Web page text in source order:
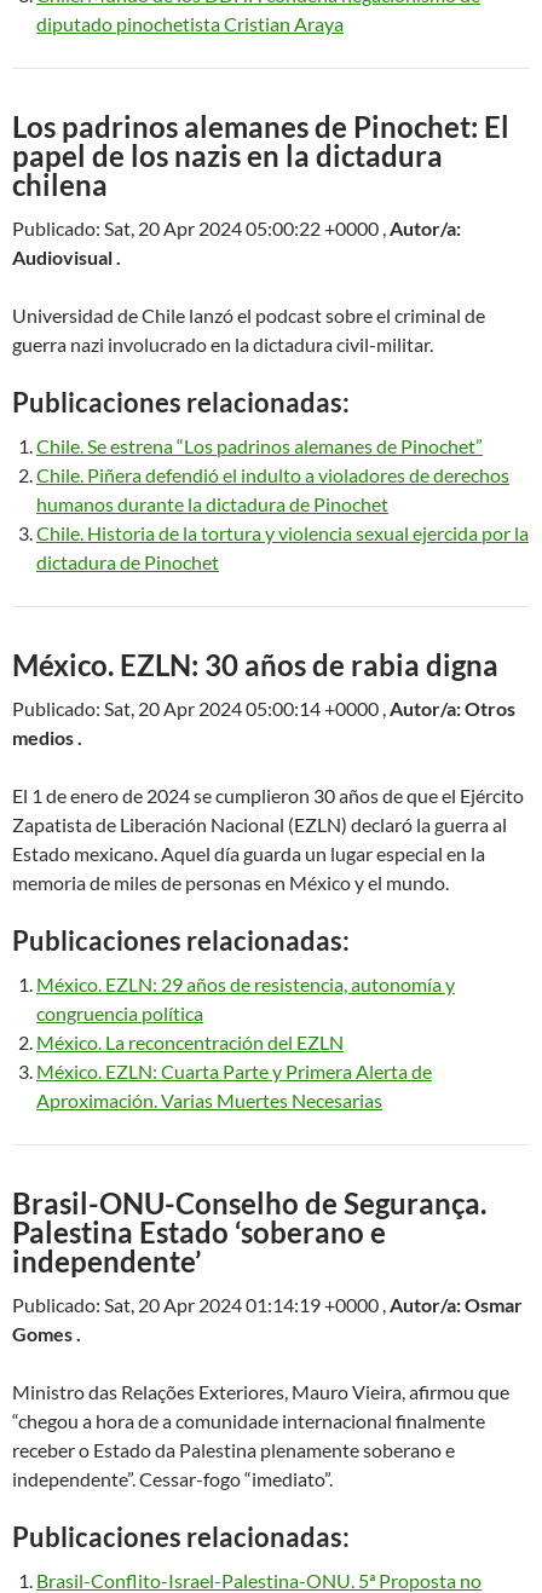
diputado pinochetista Cristian Araya
Los padrinos alemanes de Pinochet: El
papel de los nazis en la dictadura
chilena
Publicado: Sat, 20 Apr 2024 05:00:22 +0000 ,Autor/a:
Audiovisual .
Universidad de Chile lanzó el podcast sobre el criminal de
guerra nazi involucrado en la dictadura civil-militar.
Publicaciones relacionadas:
Chile. Se estrena “Los padrinos alemanes de Pinochet”
Chile. Piñera defendió el indulto a violadores de derechos
humanos durante la dictadura de Pinochet
Chile. Historia de la tortura y violencia sexual ejercida por la
dictadura de Pinochet
México. EZLN: 30 años de rabia digna
Publicado: Sat, 20 Apr 2024 05:00:14 +0000 ,Autor/a: Otros
medios .
El 1 de enero de 2024 se cumplieron 30 años de que el Ejército
Zapatista de Liberación Nacional (EZLN) declaró la guerra al
Estado mexicano. Aquel día guarda un lugar especial en la
memoria de miles de personas en México y el mundo.
Publicaciones relacionadas:
México. EZLN: 29 años de resistencia, autonomía y
congruencia política
México. La reconcentración del EZLN
México. EZLN: Cuarta Parte y Primera Alerta de
Aproximación. Varias Muertes Necesarias
Brasil-ONU-Conselho de Segurança.
Palestina Estado ‘soberano e
independente’
Publicado: Sat, 20 Apr 2024 01:14:19 +0000 ,Autor/a: Osmar
Gomes .
Ministro das Relações Exteriores, Mauro Vieira, afirmou que
“chegou a hora de a comunidade internacional finalmente
receber o Estado da Palestina plenamente soberano e
independente”. Cessar-fogo “imediato”.
Publicaciones relacionadas:
Brasil-Conflito-Israel-Palestina-ONU. 5ª Proposta no